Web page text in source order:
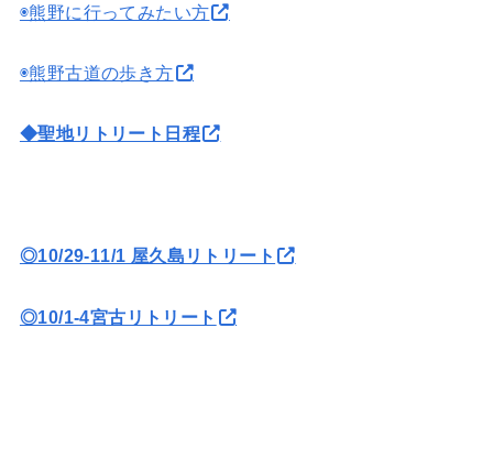
◉熊野に行ってみたい方
◉熊野古道の歩き方
◆聖地リトリート日程
◎10/29-11/1 屋久島リトリート
◎10/1-4宮古リトリート